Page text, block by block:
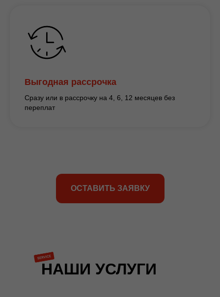
Выгодная рассрочка
Сразу или в рассрочку на 4, 6, 12 месяцев без
переплат
ОСТАВИТЬ ЗАЯВКУ
НАШИ УСЛУГИ